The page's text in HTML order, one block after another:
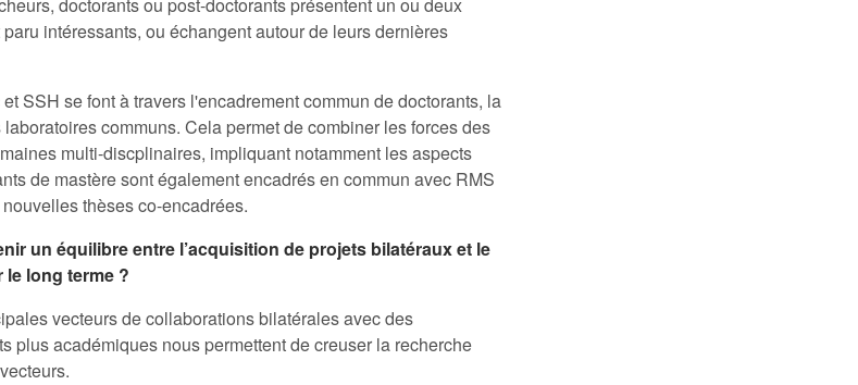
doctorants ou post-doctorants présentent un ou deux
intéressants, ou échangent autour de leurs dernières
SSH se font à travers l'encadrement commun de doctorants, la
communs. Cela permet de combiner les forces des
multi-discplinaires, impliquant notamment les aspects
de mastère sont également encadrés en commun avec RMS
thèses co-encadrées.
un équilibre entre l’acquisition de projets bilatéraux et le
long terme ?
vecteurs de collaborations bilatérales avec des
plus académiques nous permettent de creuser la recherche